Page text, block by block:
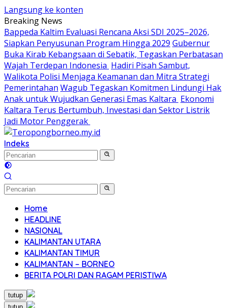
Langsung ke konten
Breaking News
Bappeda Kaltim Evaluasi Rencana Aksi SDI 2025–2026,
Siapkan Penyusunan Program Hingga 2029 Gubernur
Buka Kirab Kebangsaan di Sebatik, Tegaskan Perbatasan
Wajah Terdepan Indonesia Hadiri Pisah Sambut,
Walikota Polisi Menjaga Keamanan dan Mitra Strategi
Pemerintahan Wagub Tegaskan Komitmen Lindungi Hak
Anak untuk Wujudkan Generasi Emas Kaltara Ekonomi
Kaltara Terus Bertumbuh, Investasi dan Sektor Listrik
Jadi Motor Penggerak
Indeks
Home
HEADLINE
NASIONAL
KALIMANTAN UTARA
KALIMANTAN TIMUR
KALIMANTAN – BORNEO
BERITA POLRI DAN RAGAM PERISTIWA
tutup